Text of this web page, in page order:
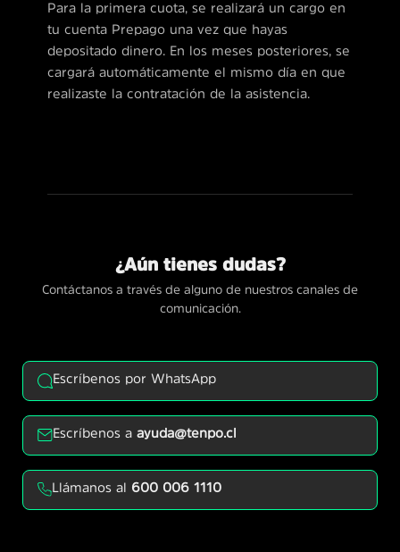
Para la primera cuota, se realizará un cargo en
tu cuenta Prepago una vez que hayas
depositado dinero. En los meses posteriores, se
cargará automáticamente el mismo día en que
realizaste la contratación de la asistencia.
¿Aún tienes dudas?
Contáctanos a través de alguno de nuestros canales de
comunicación.
Escríbenos por WhatsApp
Escríbenos aayuda@tenpo.cl
Llámanos al 600 006 1110